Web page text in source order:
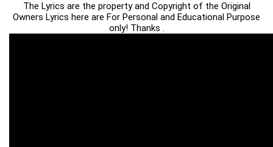
The Lyrics are the property and Copyright of the Original
Owners Lyrics here are For Personal and Educational Purpose
only! Thanks .